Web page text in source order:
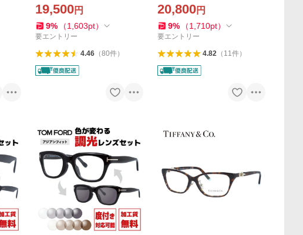
ン
ズ・54サイズ オリジナルレ
ンズカラー ライトカラー 海
外正規品 プレゼント ギフト
19,500円
9% （1,603pt）
要エントリー
4.46（80件）
0365 49・51・55サイズ オ
リジナルレンズカラー ライ
トカラー 海外正規品 プレゼ
20,800円
9% （1,710pt）
要エントリー
4.82（ 11件）